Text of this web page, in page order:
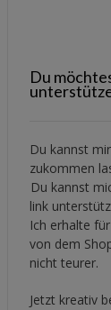
Du
Du kannst
zukommen
Du kannst
link
Ich erhalte
von dem
nicht teurer.
Jetzt kreativ